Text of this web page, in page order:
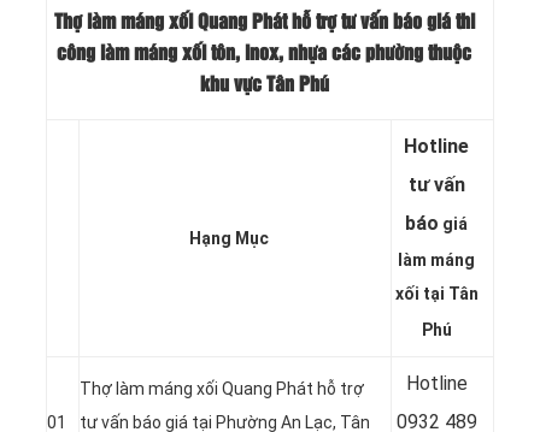
Thợ làm máng xối Quang Phát hỗ trợ tư vấn báo giá thi
công làm máng xối tôn, inox, nhựa các phường thuộc
khu vực Tân Phú
Hạng Mục
Hotline
tư vấn
báo giá
làm máng
xối tại Tân
Phú
01
Thợ làm máng xối Quang Phát hỗ trợ
tư vấn báo giá tại Phường An Lạc, Tân
Hotline
0932 489